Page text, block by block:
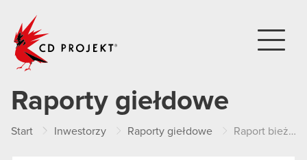
Raporty giełdowe
Start Inwestorzy Raporty giełdowe Raport bieżący nr 42/2016